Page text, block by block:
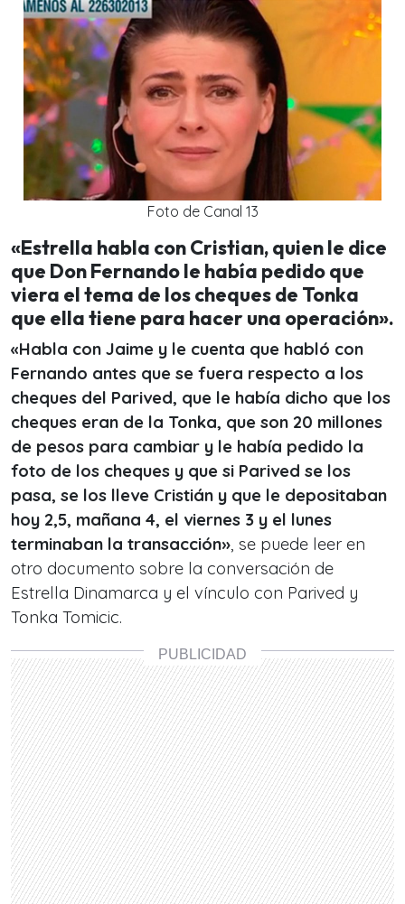
Foto de Canal 13
«Estrella habla con Cristian, quien le dice
que Don Fernando le había pedido que
viera el tema de los cheques de Tonka
que ella tiene para hacer una operación».
«Habla con Jaime y le cuenta que habló con
Fernando antes que se fuera respecto a los
cheques del Parived, que le había dicho que los
cheques eran de la Tonka, que son 20 millones
de pesos para cambiar y le había pedido la
foto de los cheques y que si Parived se los
pasa, se los lleve Cristián y que le depositaban
hoy 2,5, mañana 4, el viernes 3 y el lunes
terminaban la transacción», se puede leer en
otro documento sobre la conversación de
Estrella Dinamarca y el vínculo con Parived y
Tonka Tomicic.